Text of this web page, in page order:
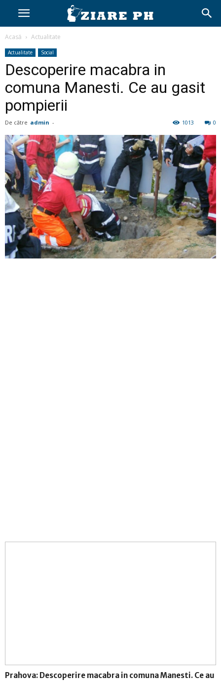
Acasă Actualitate
Actualitate Social
Descoperire macabra in
comuna Manesti. Ce au gasit
pompierii
De către admin - 0
1013
Prahova: Descoperire macabra in comuna Manesti. Ce au